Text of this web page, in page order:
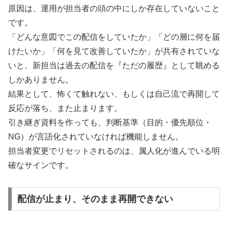
原因は、運用が担当者の頭の中にしか存在していないこと
です。
「どんな意図でこの配信をしていたか」「どの層に何を届
けたいか」「何を見て改善していたか」が共有されていな
いと、新担当は過去の配信を『ただの履歴』として眺める
しかありません。
結果として、怖くて触れない、もしくは自己流で再開して
反応が落ち、また止まります。
引き継ぎ資料を作っても、判断基準（目的・優先順位・
NG）が言語化されていなければ機能しません。
担当者変更でリセットされるのは、属人化が進んでいる明
確なサインです。
配信が止まり、そのまま再開できない